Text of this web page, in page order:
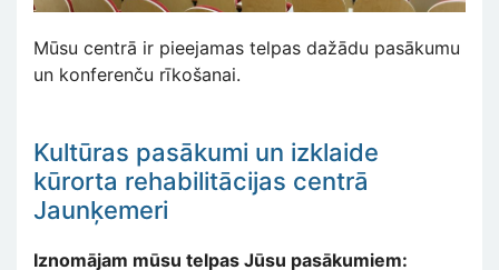
Mūsu centrā ir pieejamas telpas dažādu pasākumu
un konferenču rīkošanai.
Kultūras pasākumi un izklaide
kūrorta rehabilitācijas centrā
Jaunķemeri
Iznomājam mūsu telpas Jūsu pasākumiem: